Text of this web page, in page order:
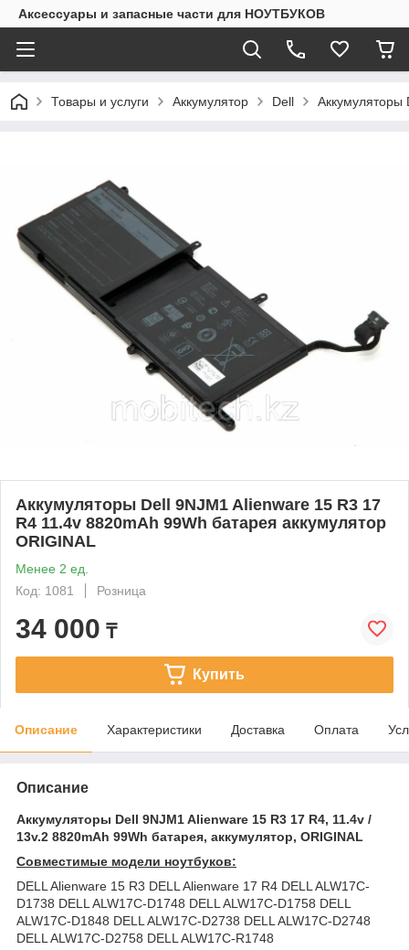
Аксессуары и запасные части для НОУТБУКОВ
Товары и услуги Аккумулятор Dell Аккумуляторы
Аккумуляторы Dell 9NJM1 Alienware 15 R3 17
R4 11.4v 8820mAh 99Wh батарея аккумулятор
ORIGINAL
Менее 2 ед.
Код: 1081
Розница
34 000 ₸
Купить
Описание Характеристики Доставка Оплата
Описание
Аккумуляторы Dell 9NJM1 Alienware 15 R3 17 R4, 11.4v /
13v.2 8820mAh 99Wh батарея, аккумулятор, ORIGINAL
Совместимые модели ноутбуков:
DELL Alienware 15 R3 DELL Alienware 17 R4 DELL ALW17C-
D1738 DELL ALW17C-D1748 DELL ALW17C-D1758 DELL
ALW17C-D1848 DELL ALW17C-D2738 DELL ALW17C-D2748
DELL ALW17C-D2758 DELL ALW17C-R1748